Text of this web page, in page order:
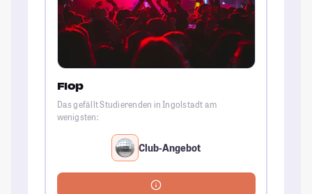
Flop
Das gefällt Studierenden in Ingolstadt am
wenigsten:
Club-Angebot